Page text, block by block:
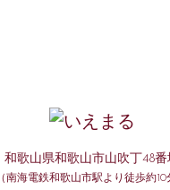
和歌山県和歌山市山吹丁48番
（南海電鉄和歌山市駅より徒歩約10